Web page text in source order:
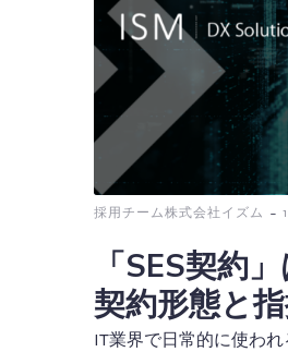
採用チーム株式会社イズム -
「SES契約
契約形態と
IT業界で日常的に使わ